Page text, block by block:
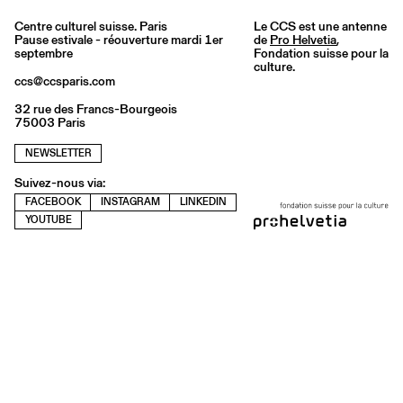
Centre culturel suisse. Paris
Pause estivale - réouverture mardi 1er
septembre
ccs@ccsparis.com
32 rue des Francs-Bourgeois
75003 Paris
NEWSLETTER
Suivez-nous via:
FACEBOOK INSTAGRAM
LINKEDIN
YOUTUBE
Le CCS est une antenne
de Pro Helvetia,
Fondation suisse pour la
culture.